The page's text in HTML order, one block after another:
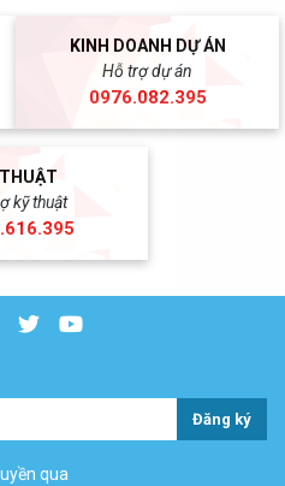
KINH DOANH DỰ ÁN
Hỗ trợ dự án
0976.082.395
kỹ thuật
Đăng ký
qua